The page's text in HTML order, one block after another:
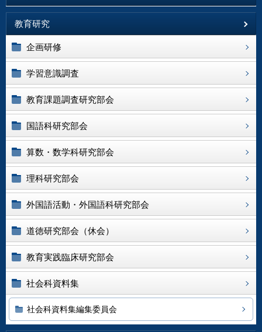
教育研究
企画研修
学習意識調査
教育課題調査研究部会
国語科研究部会
算数・数学科研究部会
理科研究部会
外国語活動・外国語科研究部会
道徳研究部会（休会）
教育実践臨床研究部会
社会科資料集
社会科資料集編集委員会